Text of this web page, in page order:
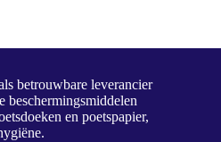
betrouwbare leverancier
beschermingsmiddelen
en poetspapier,